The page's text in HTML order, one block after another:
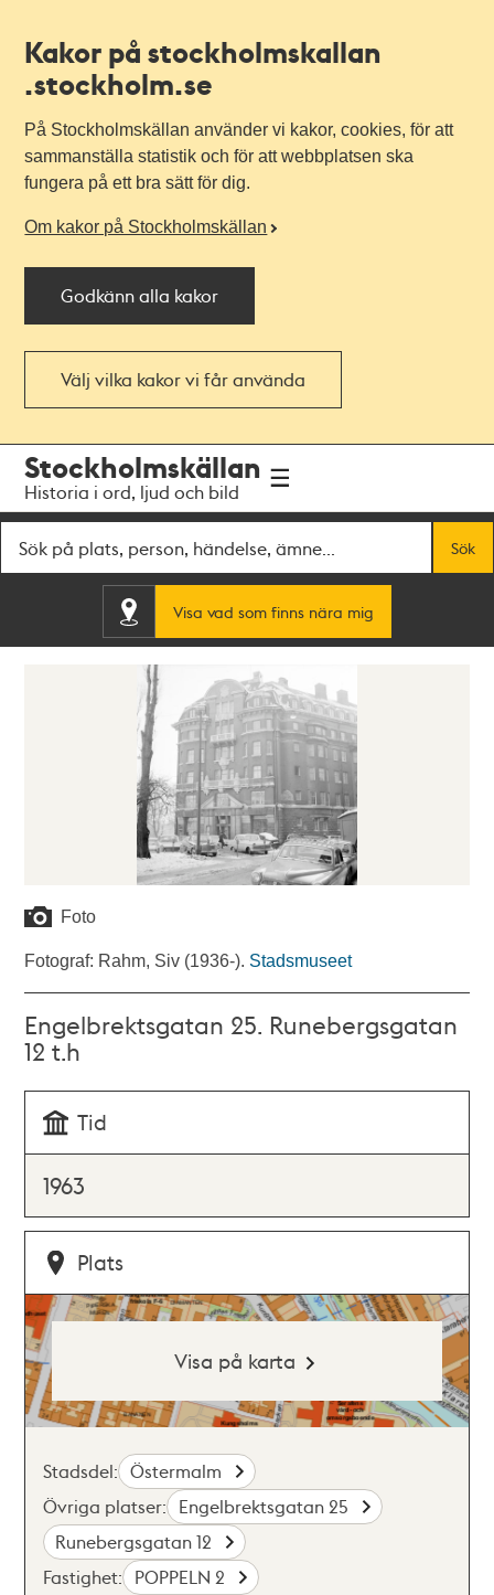
Kakor på stockholmskallan
.stockholm.se
På Stockholmskällan använder vi kakor, cookies, för att
sammanställa statistik och för att webbplatsen ska
fungera på ett bra sätt för dig.
Om kakor på Stockholmskällan
Godkänn alla kakor
Välj vilka kakor vi får använda
navigationen
huvudinnehållet
Stockholmskällan
Historia i ord, ljud och bild
Sök
Visa vad som finns nära mig
Foto
Fotograf: Rahm, Siv (1936-). Stadsmuseet
Engelbrektsgatan 25. Runebergsgatan
12 t.h
Tid
1963
Plats
Visa på karta
Stadsdel: Östermalm
Övriga platser: Engelbrektsgatan 25
Runebergsgatan 12
Fastighet: POPPELN 2